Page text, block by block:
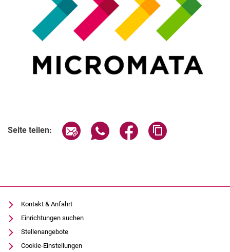
Seite teilen: Seite über E-Mail teilen
Seite über WhatsApp teilen
Seite über Facebook
Kontakt & Anfahrt
Einrichtungen suchen
Stellenangebote
Cookie-Einstellungen